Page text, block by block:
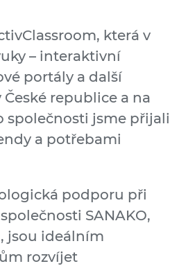
která v
– interaktivní
portály a další
republice a na
společnosti jsme přijali
a potřebami
podporu při
SANAKO,
jsou ideálním
rozvíjet